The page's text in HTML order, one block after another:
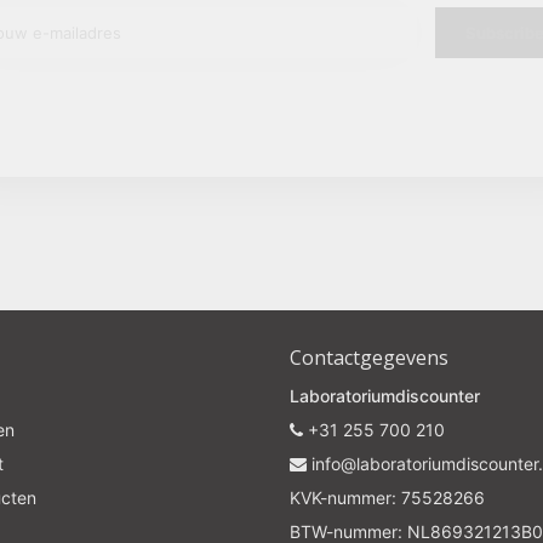
Contactgegevens
Laboratoriumdiscounter
+31 255 700 210
KVK-nummer: 75528266
BTW-nummer: